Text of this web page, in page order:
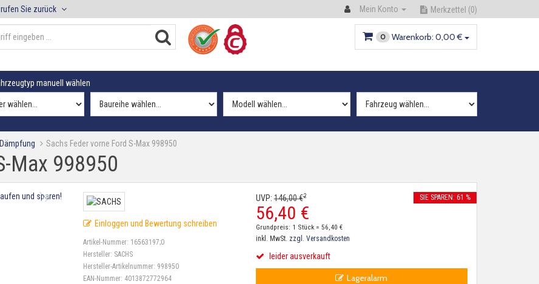
Sie zurück Mein Konto Merkzettel (0)
0 Warenkorb: 0,00 €
manuell wählen
Sachs Feder vorne Ford S-Max 998950
Max 998950
Einloggen und Bewertung schreiben
Artikel-Nummer: 16563197;0
Hersteller: SACHS
Hersteller-Artikelnummer: 998950
EAN-Nummer: 4013872772964
UVP:146,00€2
56,40 €
SIE SPAREN: 61 %
Grundpreis: 1 Stück = 56,40 €
inkl. MwSt. zzgl. Versandkosten
leider ausverkauft
Lageralarm